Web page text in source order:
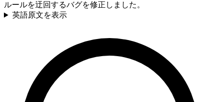
ルールを迂回するバグを修正しました。
英語原文を表示